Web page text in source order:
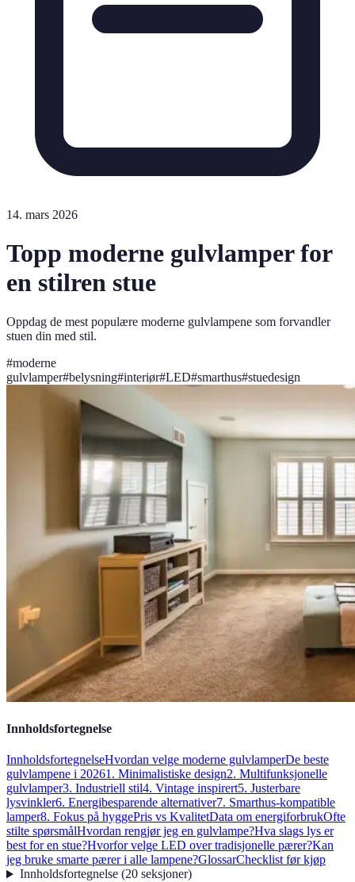
14. mars 2026
Topp moderne gulvlamper for
en stilren stue
Oppdag de mest populære moderne gulvlampene som forvandler
stuen din med stil.
#moderne
gulvlamper#belysning#interiør#LED#smarthus#stuedesign
Innholdsfortegnelse
InnholdsfortegnelseHvordan velge moderne gulvlamperDe beste
gulvlampene i 20261. Minimalistiske design2. Multifunksjonelle
gulvlamper3. Industriell stil4. Vintage inspirert5. Justerbare
lysvinkler6. Energibesparende alternativer7. Smarthus-kompatible
lamper8. Fokus på hyggePris vs KvalitetData om energiforbrukOfte
stilte spørsmålHvordan rengjør jeg en gulvlampe?Hva slags lys er
best for en stue?Hvorfor velge LED over tradisjonelle pærer?Kan
jeg bruke smarte pærer i alle lampene?GlossarChecklist før kjøp
Innholdsfortegnelse(20 seksjoner)